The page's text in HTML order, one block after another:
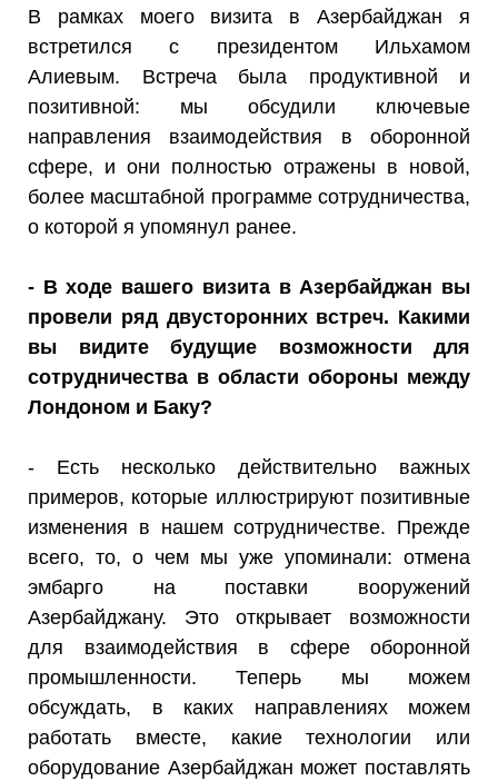
В рамках моего визита в Азербайджан я
встретился с президентом Ильхамом
Алиевым. Встреча была продуктивной и
позитивной: мы обсудили ключевые
направления взаимодействия в оборонной
сфере, и они полностью отражены в новой,
более масштабной программе сотрудничества,
о которой я упомянул ранее.
- В ходе вашего визита в Азербайджан вы
провели ряд двусторонних встреч. Какими
вы видите будущие возможности для
сотрудничества в области обороны между
Лондоном и Баку?
- Есть несколько действительно важных
примеров, которые иллюстрируют позитивные
изменения в нашем сотрудничестве. Прежде
всего, то, о чем мы уже упоминали: отмена
эмбарго на поставки вооружений
Азербайджану. Это открывает возможности
для взаимодействия в сфере оборонной
промышленности. Теперь мы можем
обсуждать, в каких направлениях можем
работать вместе, какие технологии или
оборудование Азербайджан может поставлять